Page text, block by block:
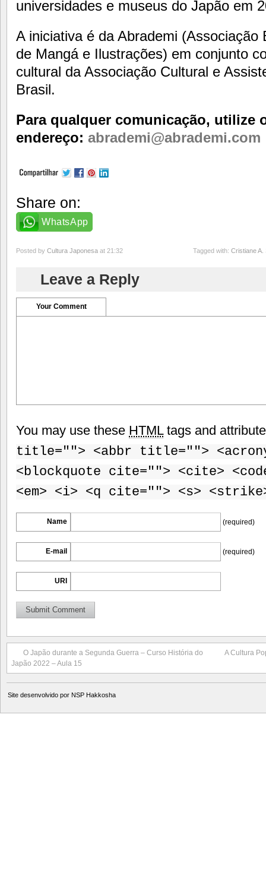
universidades e museus do Japão em
A iniciativa é da Abrademi (Associação
de Mangá e Ilustrações) em conjunto
cultural da Associação Cultural e
Brasil.
Para qualquer comunicação, utilize
endereço: abrademi@abrademi.com
Share on:
WhatsApp
Posted by Cultura Japonesa at 21:32 Tagged with: Cristiane A.
Leave a Reply
Your Comment
You may use these HTMLtags and
title=""> <abbr title="">
<blockquote cite=""> <cite>
<em> <i> <q cite=""> <s>
Name (required)
E-mail (required)
URI
O Japão durante a Segunda Guerra – Curso História do
Japão 2022 – Aula 15
A Cultura
Site desenvolvido por NSP Hakkosha